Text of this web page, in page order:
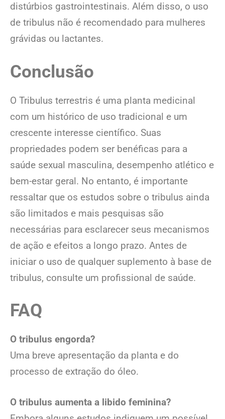
distúrbios gastrointestinais. Além disso, o uso
de tribulus não é recomendado para mulheres
grávidas ou lactantes.
Conclusão
O Tribulus terrestris é uma planta medicinal
com um histórico de uso tradicional e um
crescente interesse científico. Suas
propriedades podem ser benéficas para a
saúde sexual masculina, desempenho atlético e
bem-estar geral. No entanto, é importante
ressaltar que os estudos sobre o tribulus ainda
são limitados e mais pesquisas são
necessárias para esclarecer seus mecanismos
de ação e efeitos a longo prazo. Antes de
iniciar o uso de qualquer suplemento à base de
tribulus, consulte um profissional de saúde.
FAQ
O tribulus engorda?
Uma breve apresentação da planta e do
processo de extração do óleo.
O tribulus aumenta a libido feminina?